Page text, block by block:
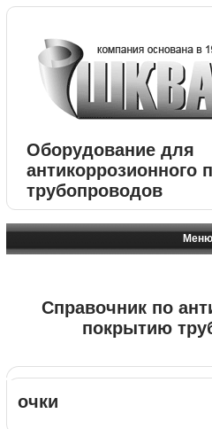
Оборудование для
антикоррозионного
трубопроводов
Меню
Справочник по
покрытию
очки